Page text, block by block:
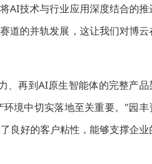
AI技术与行业应用深度结合的推
道的并轨发展，这让我们对博云
、再到AI原生智能体的完整产品
境中切实落地至关重要。"园丰
良好的客户粘性，能够支撑企业